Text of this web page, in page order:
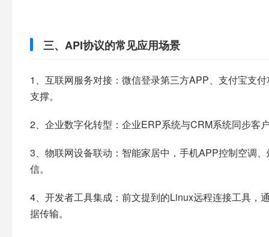
三、API协议的常见应用场景
1、互联网服务对接：微信登录第三方APP、支付宝支
支撑。​
2、企业数字化转型：企业ERP系统与CRM系统同步客
3、物联网设备联动：智能家居中，手机APP控制空调
信。
4、开发者工具集成：前文提到的Linux远程连接工具，
据传输。​